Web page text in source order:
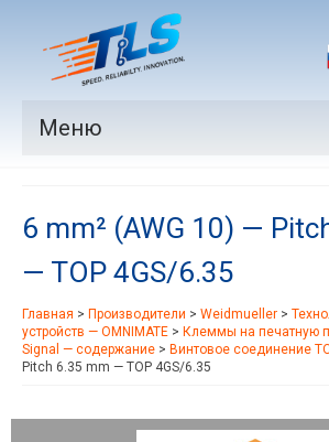
Меню
Производители
Рынки
Новости
Контакты
6 mm² (AWG 10) —
— TOP 4GS/6.35
Главная > Производители > Weidmueller >
устройств — OMNIMATE > Клеммы на печатную
Signal — содержание > Винтовое соединение
Pitch 6.35 mm — TOP 4GS/6.35